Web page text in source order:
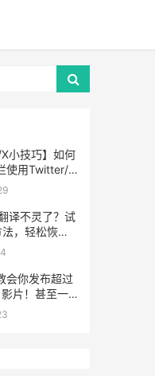
X小技巧】如何
使用Twitter/X
能
译不灵了？试
，轻松恢
会你发布超过
片！甚至一